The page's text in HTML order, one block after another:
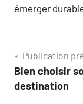
émerger
de
Publication
Bien choisir
destination